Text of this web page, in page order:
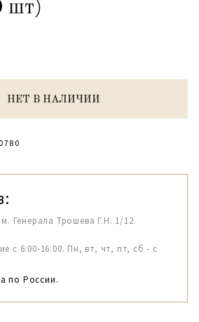
шт)
НЕТ В НАЛИЧИИ
Генерала Трошева Г.Н. 1/12
с 6:00-16:00. Пн, вт, чт, пт, сб - с
по России.